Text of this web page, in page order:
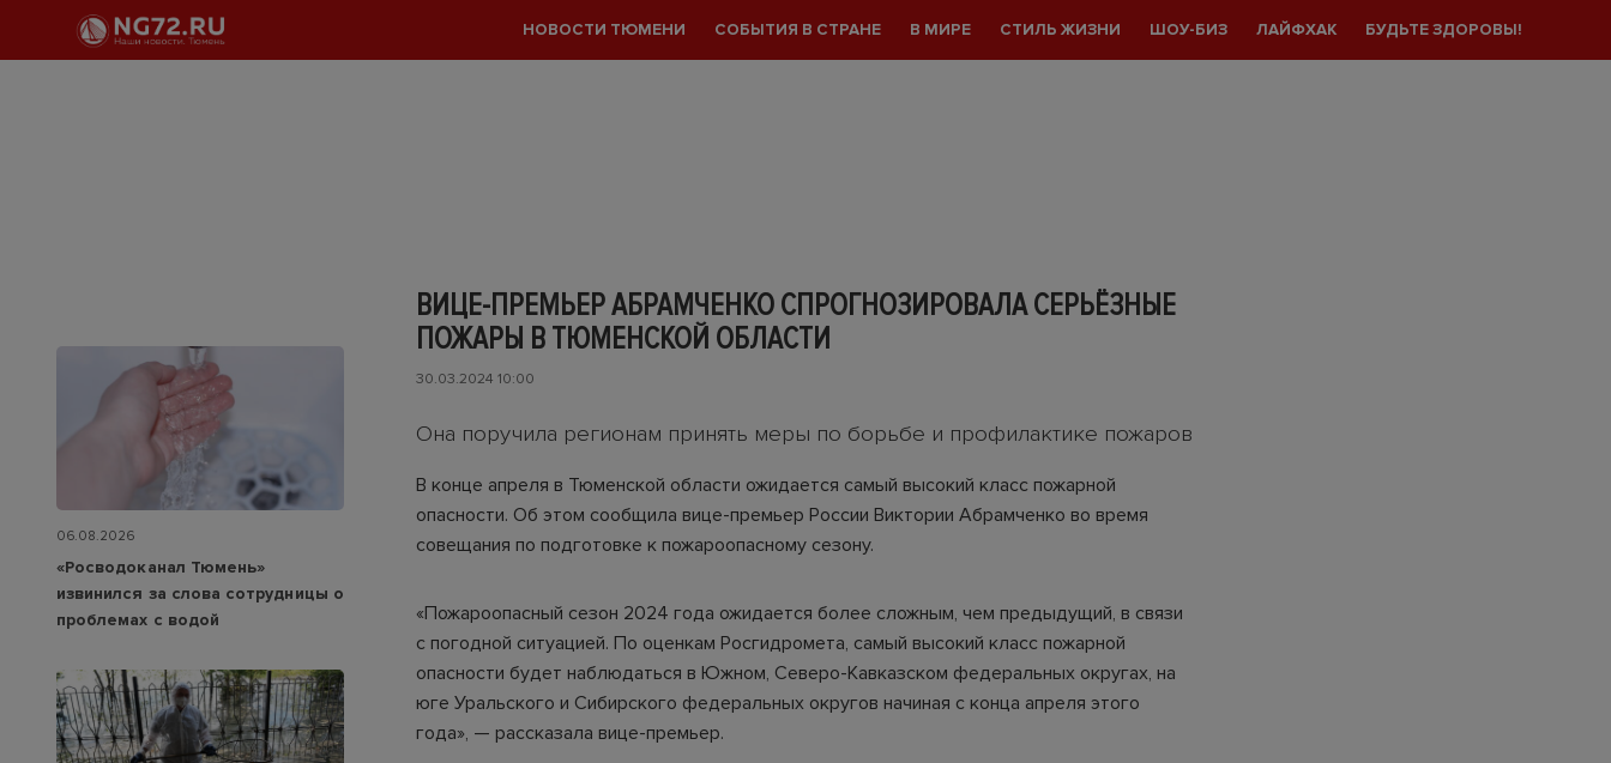
НОВОСТИ ТЮМЕНИ СОБЫТИЯ В СТРАНЕ В МИРЕ СТИЛЬ ЖИЗНИ ШОУ-БИЗ ЛАЙФХАК БУДЬТЕ ЗДОРОВЫ!
ВИЦЕ-ПРЕМЬЕР АБРАМЧЕНКО СПРОГНОЗИРОВАЛА СЕРЬЁЗНЫЕ
ПОЖАРЫ В ТЮМЕНСКОЙ ОБЛАСТИ
30.03.2024 10:00
Она поручила регионам принять меры по борьбе и профилактике пожаров
В конце апреля в Тюменской области ожидается самый высокий класс пожарной
опасности. Об этом сообщила вице-премьер России Виктории Абрамченко во время
совещания по подготовке к пожароопасному сезону.
«Пожароопасный сезон 2024 года ожидается более сложным, чем предыдущий, в связи
с погодной ситуацией. По оценкам Росгидромета, самый высокий класс пожарной
опасности будет наблюдаться в Южном, Северо-Кавказском федеральных округах, на
юге Уральского и Сибирского федеральных округов начиная с конца апреля этого
года», — рассказала вице-премьер.
06.08.2026
«Росводоканал Тюмень»
извинился за слова сотрудницы о
проблемах с водой